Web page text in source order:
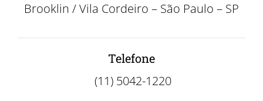
Brooklin / Vila Cordeiro – São Paulo – SP
Telefone
(11) 5042-1220